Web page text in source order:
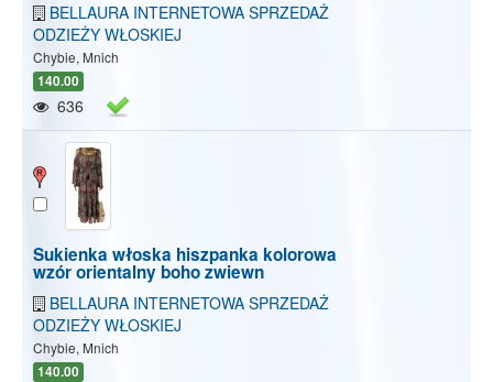
BELLAURA INTERNETOWA SPRZEDAŻ
ODZIEŻY WŁOSKIEJ
Chybie, Mnich
140.00
636
Sukienka włoska hiszpanka kolorowa
wzór orientalny boho zwiewn
BELLAURA INTERNETOWA SPRZEDAŻ
ODZIEŻY WŁOSKIEJ
Chybie, Mnich
140.00